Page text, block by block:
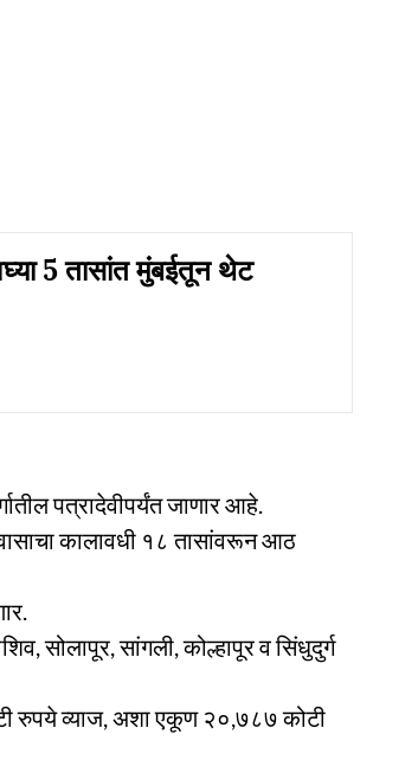
5 तासांत मुंबईतून थेट
पत्रादेवीपर्यंत जाणार आहे.
कालावधी १८ तासांवरून आठ
सोलापूर, सांगली, कोल्हापूर व सिंधुदुर्ग
रुपये व्याज, अशा एकूण २०,७८७ कोटी